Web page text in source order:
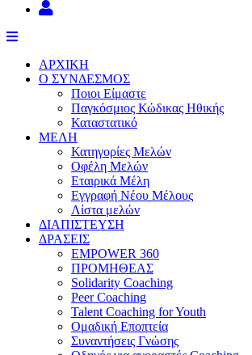
ΑΡΧΙΚΗ
Ο ΣΥΝΔΕΣΜΟΣ
Ποιοι Είμαστε
Παγκόσμιος Κώδικας Ηθικής
Καταστατικό
ΜΕΛΗ
Κατηγορίες Μελών
Οφέλη Μελών
Εταιρικά Μέλη
Εγγραφή Νέου Μέλους
Λίστα μελών
ΔΙΑΠΙΣΤΕΥΣΗ
ΔΡΑΣΕΙΣ
EMPOWER 360
ΠΡΟΜΗΘΕΑΣ
Solidarity Coaching
Peer Coaching
Talent Coaching for Youth
Ομαδική Εποπτεία
Συναντήσεις Γνώσης